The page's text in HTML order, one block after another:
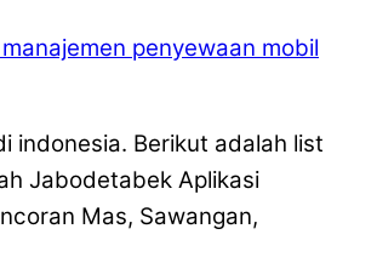
penyewaan mobil
indonesia. Berikut adalah list
Jabodetabek Aplikasi
Mas, Sawangan,